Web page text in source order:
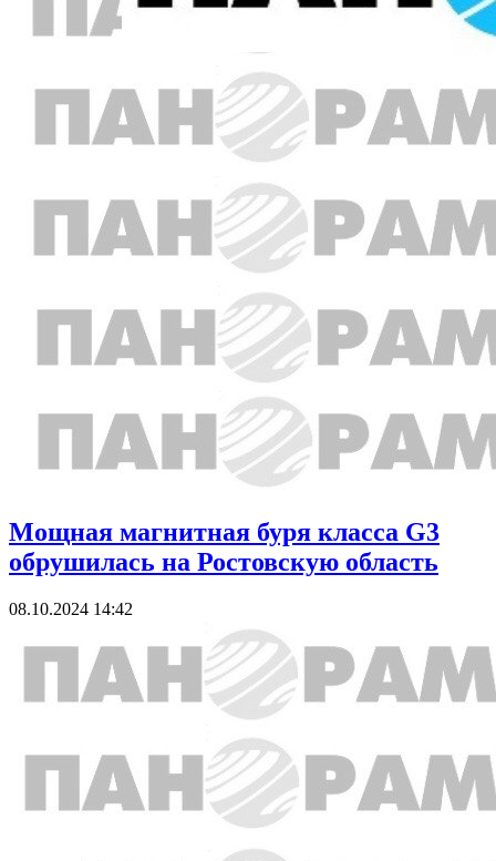
Мощная магнитная буря класса G3
обрушилась на Ростовскую область
08.10.2024 14:42